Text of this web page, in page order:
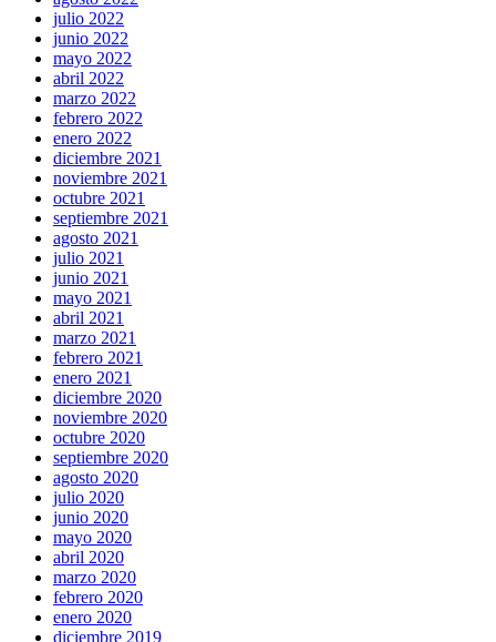
julio 2022
junio 2022
mayo 2022
abril 2022
marzo 2022
febrero 2022
enero 2022
diciembre 2021
noviembre 2021
octubre 2021
septiembre 2021
agosto 2021
julio 2021
junio 2021
mayo 2021
abril 2021
marzo 2021
febrero 2021
enero 2021
diciembre 2020
noviembre 2020
octubre 2020
septiembre 2020
agosto 2020
julio 2020
junio 2020
mayo 2020
abril 2020
marzo 2020
febrero 2020
enero 2020
diciembre 2019